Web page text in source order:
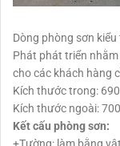
Dòng phòng sơn
Phát phát triển
cho các khách hàng
Kích thước trong:
Kích thước ngoài:
Kết cấu phòng sơn: